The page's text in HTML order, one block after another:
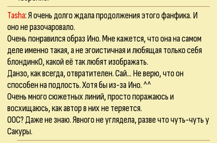
Tasha: Я очень долго ждала продолжения этого фанфика. И
оно не разочаровало.
Очень понравился образ Ино. Мне кажется, что она на самом
деле именно такая, а не эгоистичная и любящая только себя
блондинкО, какой её так любят изображать.
Данзо, как всегда, отвратителен. Сай... Не верю, что он
способен на подлость. Хотя бы из-за Ино. ^^
Очень много сюжетных линий, просто поражаюсь и
восхищаюсь, как автор в них не теряется.
ООС? Даже не знаю. Явного не углядела, разве что чуть-чуть у
Сакуры.